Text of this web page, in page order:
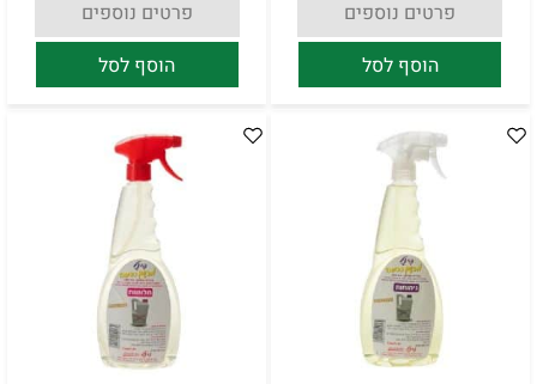
פרטים נוספים
הוסף לסל
פרטים נוספים
הוסף לסל